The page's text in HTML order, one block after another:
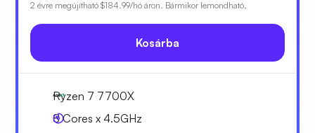
2 évre megújítható $184.99/hó áron. Bármikor lemondható.
Kosárba
Ryzen 7 7700X
8 Cores x 4.5GHz